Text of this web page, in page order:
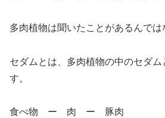
多肉植物は聞いたことがあるんでは
セダムとは、多肉植物の中のセダ
す。
食べ物 ー 肉 ー 豚肉